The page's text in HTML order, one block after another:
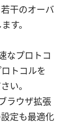
干のオーバ
す。
なプロトコ
トコルを
い。
ラウザ拡張
定も最適化